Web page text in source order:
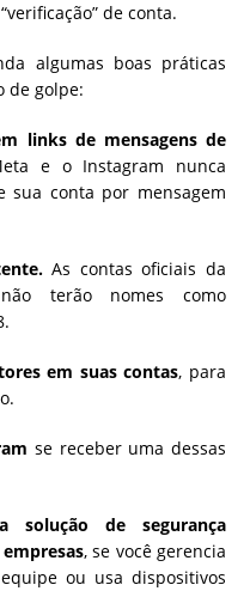
de conta.
algumas boas práticas
de golpe:
links de mensagens de
e o Instagram nunca
sua conta por mensagem
As contas oficiais da
terão nomes como
em suas contas, para
se receber uma dessas
solução de segurança
, se você gerencia
ou usa dispositivos